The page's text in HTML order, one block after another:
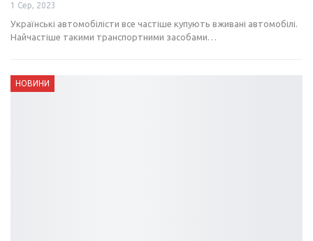
1 Сер, 2023
Українські автомобілісти все частіше купують вживані автомобілі.
Найчастіше такими транспортними засобами…
НОВИНИ